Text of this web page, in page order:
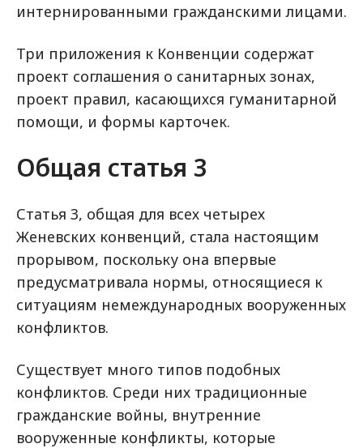
интернированными гражданскими лицами.
Три приложения к Конвенции содержат
проект соглашения о санитарных зонах,
проект правил, касающихся гуманитарной
помощи, и формы карточек.
Общая статья 3
Статья 3, общая для всех четырех
Женевских конвенций, стала настоящим
прорывом, поскольку она впервые
предусматривала нормы, относящиеся к
ситуациям немеждународных вооруженных
конфликтов.
Существует много типов подобных
конфликтов. Среди них традиционные
гражданские войны, внутренние
вооруженные конфликты, которые